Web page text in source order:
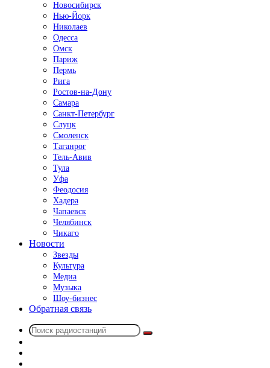
Новосибирск
Нью-Йорк
Николаев
Одесса
Омск
Париж
Пермь
Рига
Ростов-на-Дону
Самара
Санкт-Петербург
Слуцк
Смоленск
Таганрог
Тель-Авив
Тула
Уфа
Феодосия
Хадера
Чапаевск
Челябинск
Чикаго
Новости
Звезды
Культура
Медиа
Музыка
Шоу-бизнес
Обратная связь
Поиск